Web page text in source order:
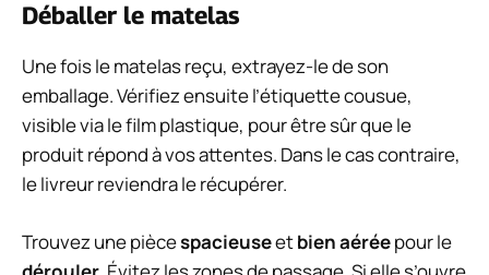
Déballer le matelas
Une fois le matelas reçu, extrayez-le de son
emballage. Vérifiez ensuite l’étiquette cousue,
visible via le film plastique, pour être sûr que le
produit répond à vos attentes. Dans le cas contraire,
le livreur reviendra le récupérer.
Trouvez une piècespacieuseetbien aéréepour le